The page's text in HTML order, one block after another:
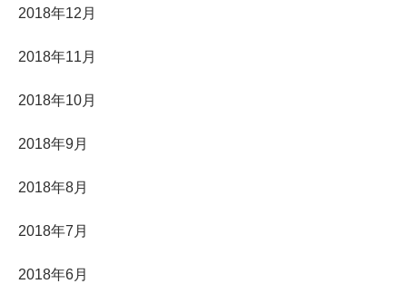
2018年12月
2018年11月
2018年10月
2018年9月
2018年8月
2018年7月
2018年6月